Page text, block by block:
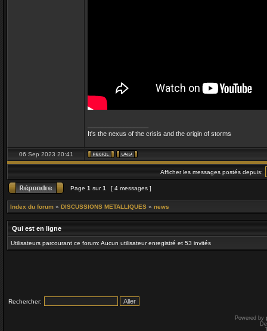
It's the nexus of the crisis and the origin of storms
06 Sep 2023 20:41
Afficher les messages postés depuis:
Page 1 sur1 [ 4 messages ]
Index du forum » DISCUSSIONS METALLIQUES » news
Qui est en ligne
Utilisateurs parcourant ce forum: Aucun utilisateur enregistré et 53 invités
Rechercher:
Powered by